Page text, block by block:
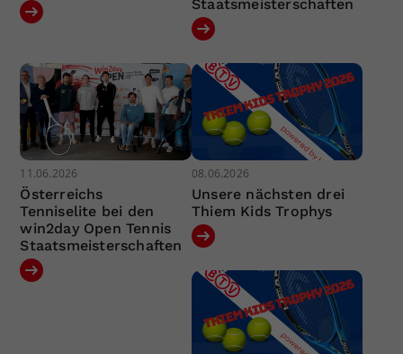
Staatsmeisterschaften
11.06.2026
Österreichs
Tenniselite bei den
win2day Open Tennis
Staatsmeisterschaften
08.06.2026
Unsere nächsten drei
Thiem Kids Trophys